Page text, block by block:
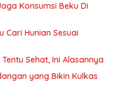
Konsumsi Beku Di
Cari Hunian Sesuai
Sehat, Ini Alasannya
yang Bikin Kulkas